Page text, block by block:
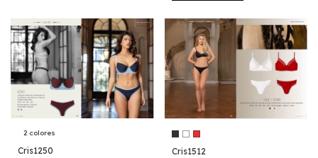
2 colores
Cris1250
Cris1512